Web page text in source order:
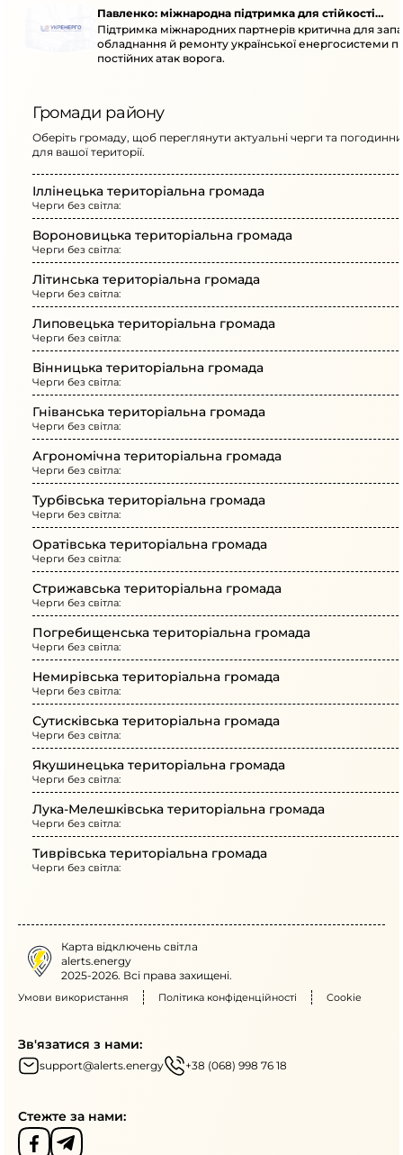
Павленко: міжнародна підтримка для стійкості
енергосистеми
Підтримка міжнародних партнерів критична для
обладнання й ремонту української енергосистеми
постійних атак ворога.
Громади району
Оберіть громаду, щоб переглянути актуальні черги та
для вашої території.
Іллінецька територіальна громада
Черги без світла:
Вороновицька територіальна громада
Черги без світла:
Літинська територіальна громада
Черги без світла:
Липовецька територіальна громада
Черги без світла:
Вінницька територіальна громада
Черги без світла:
Гніванська територіальна громада
Черги без світла:
Агрономічна територіальна громада
Черги без світла:
Турбівська територіальна громада
Черги без світла:
Оратівська територіальна громада
Черги без світла:
Стрижавська територіальна громада
Черги без світла:
Погребищенська територіальна громада
Черги без світла:
Немирівська територіальна громада
Черги без світла:
Сутисківська територіальна громада
Черги без світла:
Якушинецька територіальна громада
Черги без світла:
Лука-Мелешківська територіальна громада
Черги без світла:
Тиврівська територіальна громада
Черги без світла:
Карта відключень світла
alerts.energy
2025-2026. Всі права захищені.
Умови використання Політика конфіденційності Cookie
Зв'язатися з нами:
support@alerts.energy +38 (068) 998 76 18
Стежте за нами: